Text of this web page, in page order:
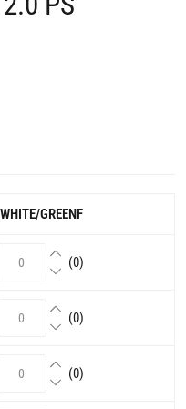
WHITE/GREENF
(0)
(0)
(0)